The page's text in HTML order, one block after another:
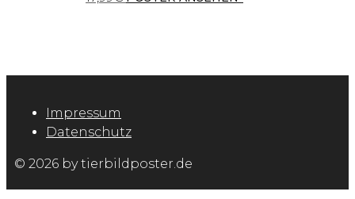
Impressum
Datenschutz
© 2026 by tierbildposter.de